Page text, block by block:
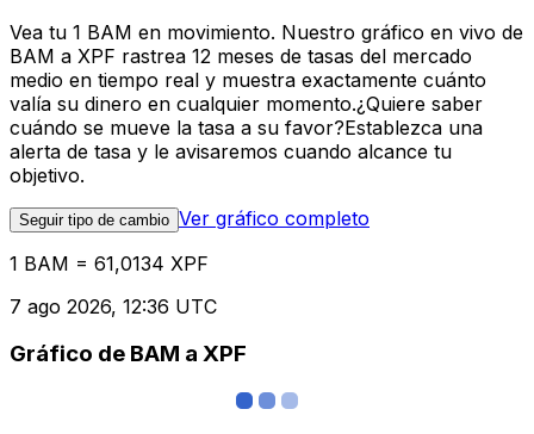
Vea tu 1 BAM en movimiento. Nuestro gráfico en vivo de
BAM a XPF rastrea 12 meses de tasas del mercado
medio en tiempo real y muestra exactamente cuánto
valía su dinero en cualquier momento.¿Quiere saber
cuándo se mueve la tasa a su favor?Establezca una
alerta de tasa y le avisaremos cuando alcance tu
objetivo.
Seguir tipo de cambio Ver gráfico completo
1 BAM = 61,0134 XPF
7 ago 2026, 12:36 UTC
Gráfico de BAM a XPF